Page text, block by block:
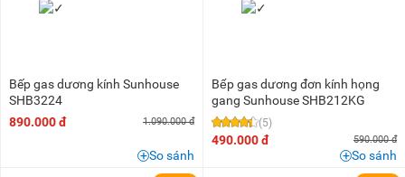
Bếp gas dương kính Sunhouse
SHB3224
890.000 đ
1.090.000 đ
So sánh
Bếp gas dương đơn kính họng
gang Sunhouse SHB212KG
(5)
490.000 đ 590.000 đ
So sánh